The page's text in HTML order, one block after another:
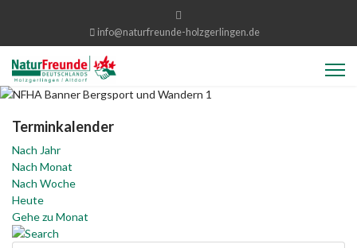
info@naturfreunde-holzgerlingen.de
Terminkalender
Nach Jahr
Nach Monat
Nach Woche
Heute
Gehe zu Monat